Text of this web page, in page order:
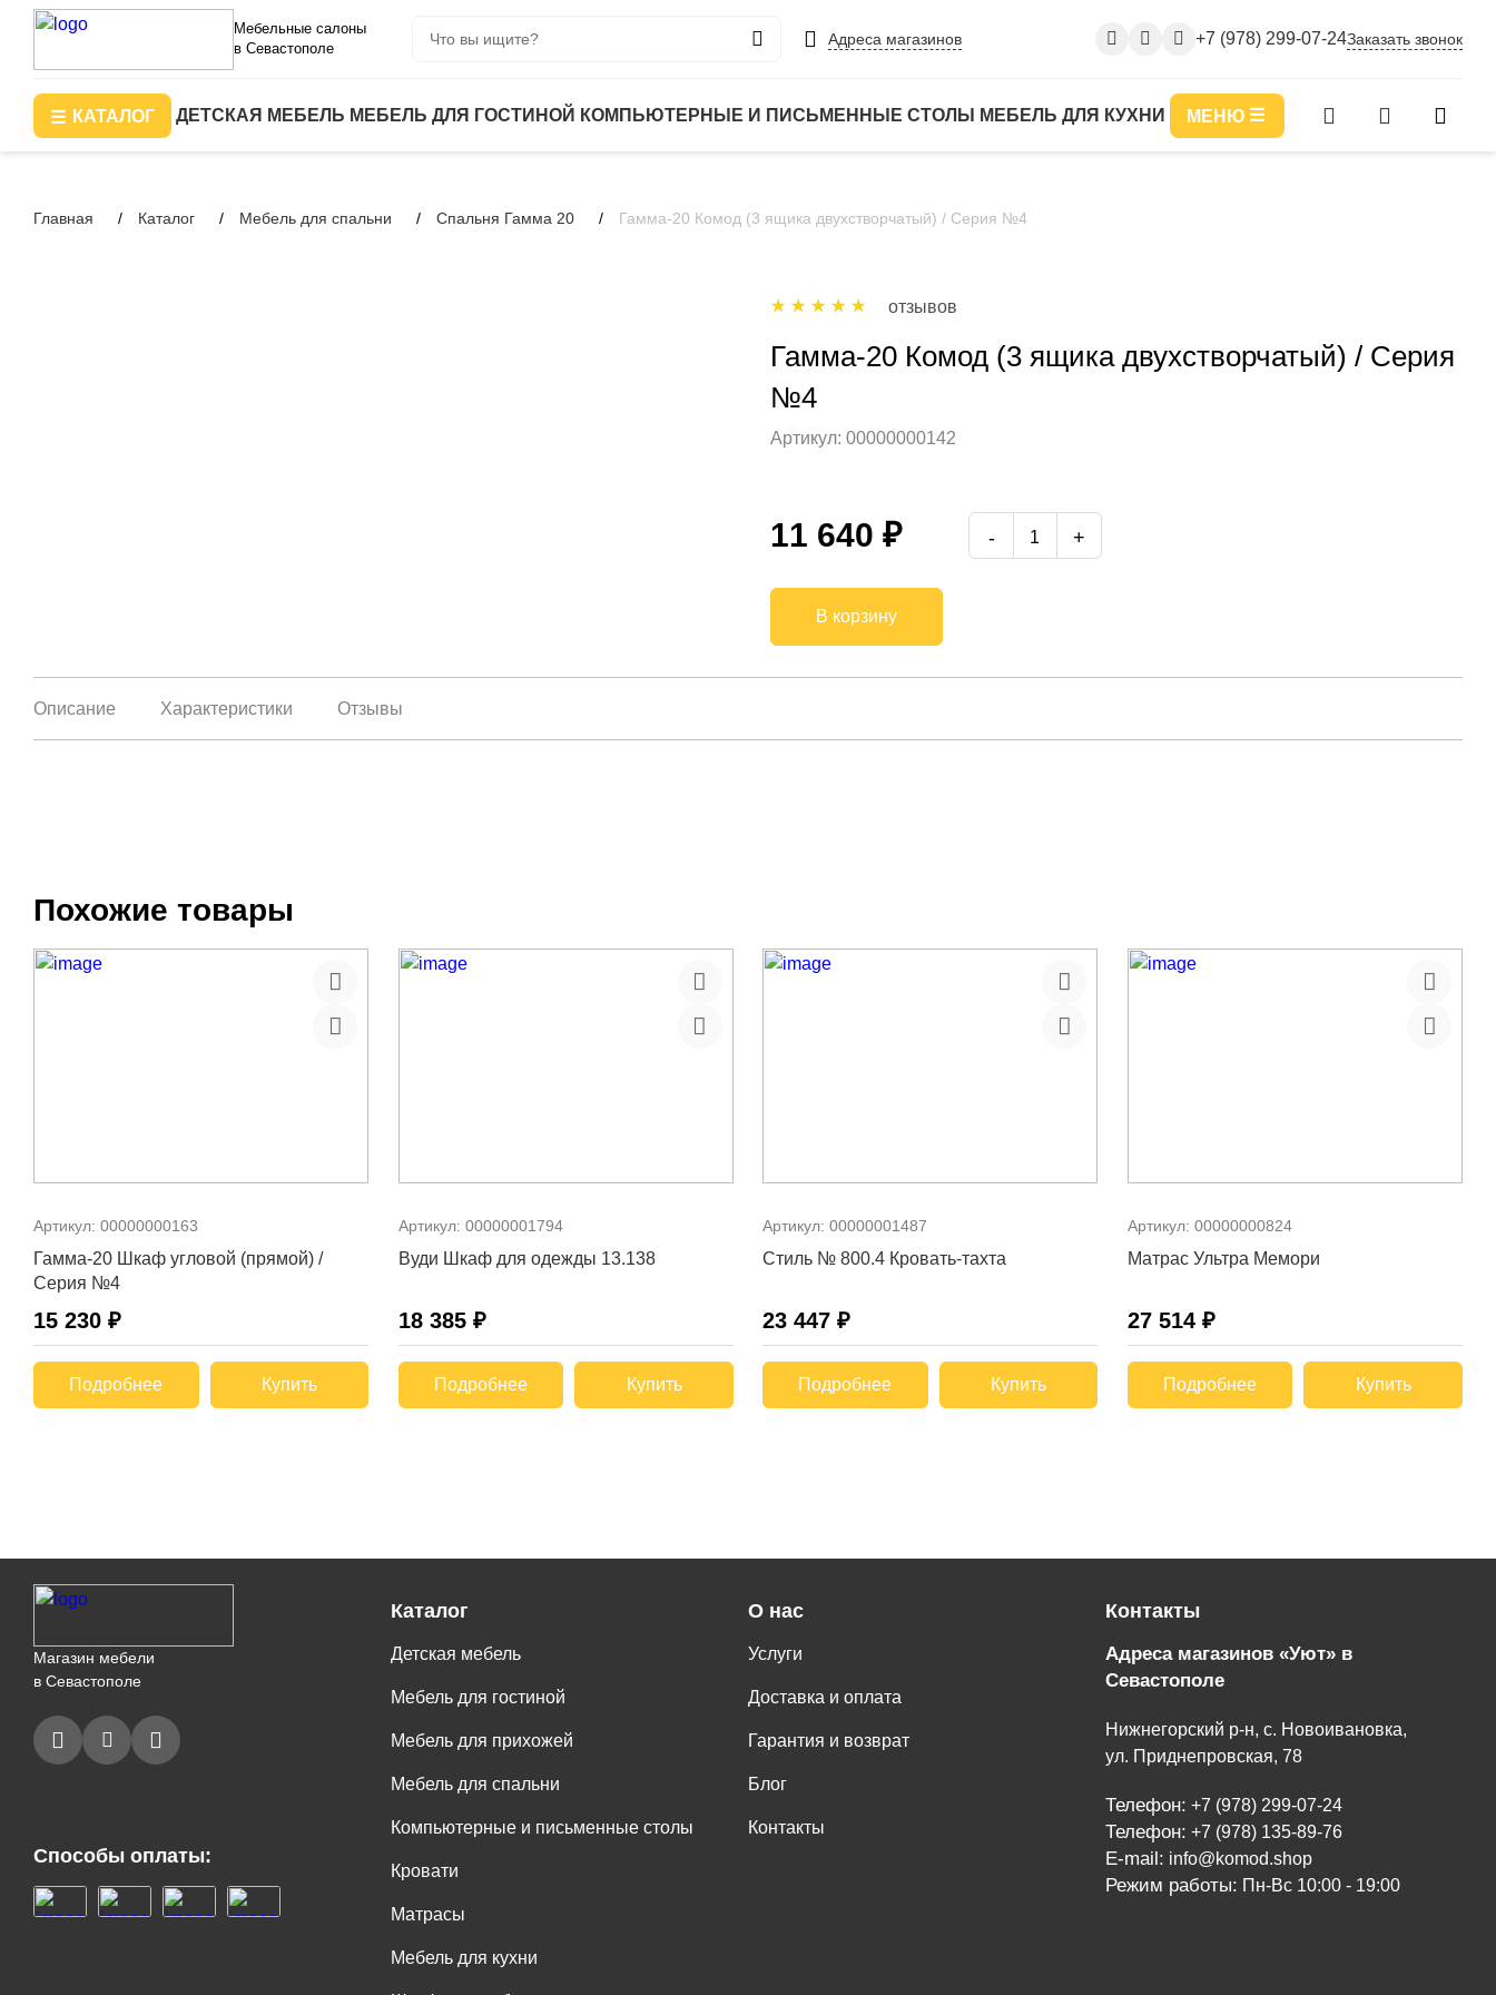
Мебельные салоны
в Севастополе
Адреса магазинов +7 (978) 299-07-24Заказать звонок
КАТАЛОГ ДЕТСКАЯ МЕБЕЛЬ МЕБЕЛЬ ДЛЯ ГОСТИНОЙ КОМПЬЮТЕРНЫЕ И ПИСЬМЕННЫЕ СТОЛЫ МЕБЕЛЬ ДЛЯ КУХНИ МЕНЮ
Главная Каталог Мебель для спальни Спальня Гамма 20 Гамма-20 Комод (3 ящика двухстворчатый) / Серия №4
отзывов
Гамма-20 Комод (3 ящика двухстворчатый) / Серия
№4
Артикул: 00000000142
11 640 ₽
В корзину
Описание Характеристики Отзывы
Похожие товары
Артикул: 00000000163
Гамма-20 Шкаф угловой (прямой) /
Серия №4
15 230 ₽
Подробнее Купить
Артикул: 00000001794
Вуди Шкаф для одежды 13.138
18 385 ₽
Подробнее Купить
Артикул:00000001487
Стиль № 800.4 Кровать-тахта
23 447 ₽
Подробнее Купить
Артикул: 00000000824
Матрас Ультра Мемори
27 514 ₽
Подробнее Купить
Магазин мебели
в Севастополе
Способы оплаты:
Каталог
Детская мебель
Мебель для гостиной
Мебель для прихожей
Мебель для спальни
Компьютерные и письменные столы
Кровати
Матрасы
Мебель для кухни
О нас
Услуги
Доставка и оплата
Гарантия и возврат
Блог
Контакты
Контакты
Адреса магазинов «Уют» в
Севастополе
Нижнегорский р-н, с. Новоивановка,
ул. Приднепровская, 78
Телефон: +7 (978) 299-07-24
Телефон: +7 (978) 135-89-76
E-mail: info@komod.shop
Режим работы: Пн-Вс 10:00 - 19:00